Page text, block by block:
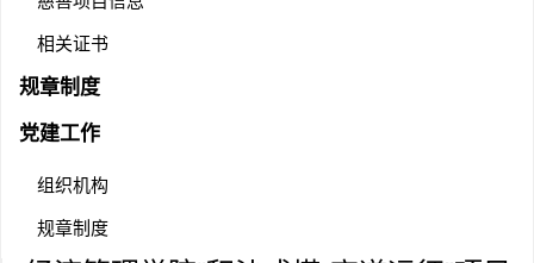
相关证书
规章制度
党建工作
组织机构
规章制度